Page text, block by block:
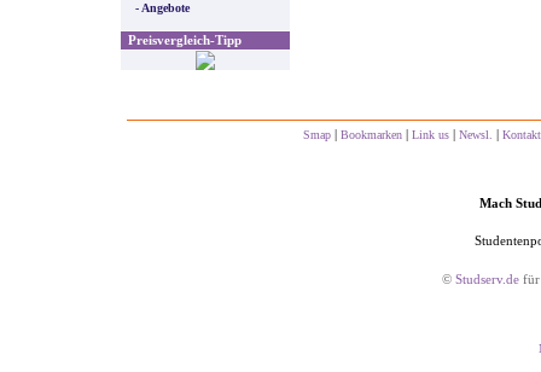
- Angebote
Preisvergleich-Tipp
Smap | Bookmarken | Link us | Newsl. | Kontakt
Mach
© Studserv.de für